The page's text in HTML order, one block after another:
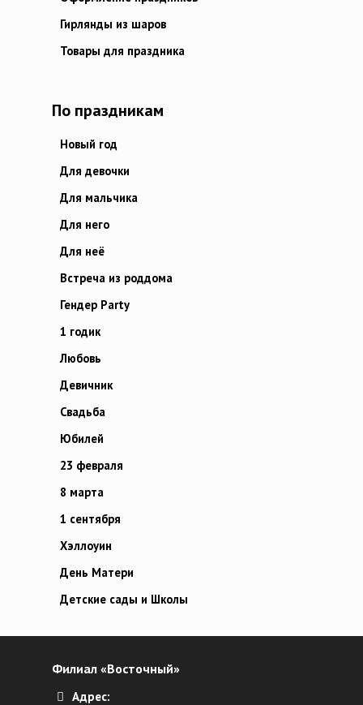
Гирлянды из шаров
Товары для праздника
По праздникам
Новый год
Для девочки
Для мальчика
Для него
Для неё
Встреча из роддома
Гендер Party
1 годик
Любовь
Девичник
Свадьба
Юбилей
23 февраля
8 марта
1 сентября
Хэллоуин
День Матери
Детские сады и Школы
Филиал «Восточный»
Адрес: